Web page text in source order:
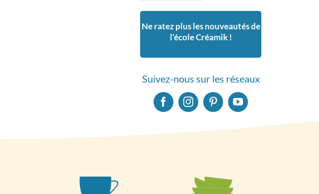
Ne ratez plus les nouveautés de
l’école Créamik !
Suivez-nous sur les réseaux